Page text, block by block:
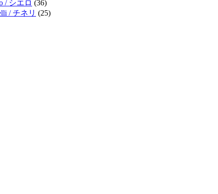
/ シエロ (36)
/ チネリ (25)